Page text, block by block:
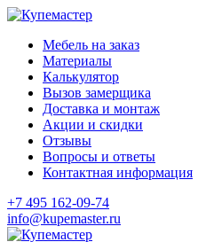
Мебель на заказ
Материалы
Калькулятор
Вызов замерщика
Доставка и монтаж
Акции и скидки
Отзывы
Вопросы и ответы
Контактная информация
+7 495 162-09-74
info@kupemaster.ru